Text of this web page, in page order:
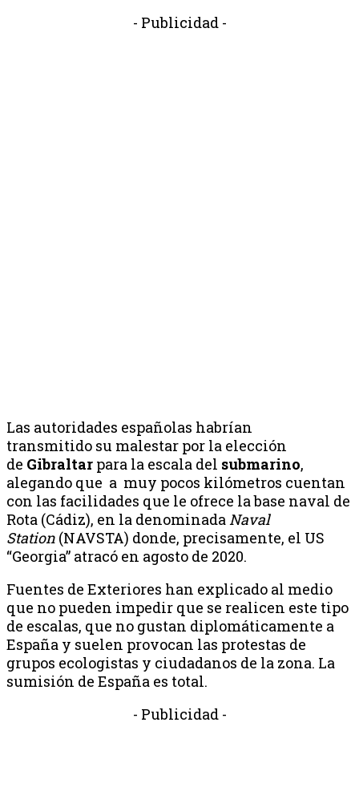
- Publicidad -
Las autoridades españolas habrían
transmitido su malestar por la elección
de Gibraltar para la escala del submarino,
alegando que a muy pocos kilómetros cuentan
con las facilidades que le ofrece la base naval de
Rota (Cádiz), en la denominada Naval
Station (NAVSTA) donde, precisamente, el US
“Georgia” atracó en agosto de 2020.
Fuentes de Exteriores han explicado al medio
que no pueden impedir que se realicen este tipo
de escalas, que no gustan diplomáticamente a
España y suelen provocan las protestas de
grupos ecologistas y ciudadanos de la zona. La
sumisión de España es total.
- Publicidad -